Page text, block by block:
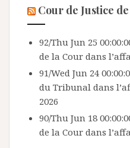
Cour de Justice
92/Thu Jun 25
de la Cour dans
91/Wed Jun 24
du Tribunal dans
2026
90/Thu Jun 18
de la Cour dans